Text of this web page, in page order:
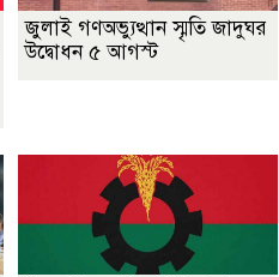
জুলাই গণঅভ্যুত্থান স্মৃতি জাদুঘর
উদ্বোধন ৫ আগস্ট